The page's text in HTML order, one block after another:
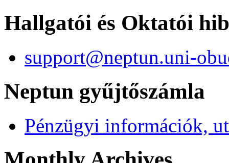
Hallgatói és Oktatói
support@neptun.uni-
Neptun gyűjtőszámla
Pénzügyi információk,